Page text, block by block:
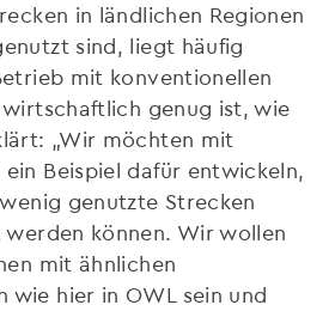
in ländlichen Regionen
sind, liegt häufig
mit konventionellen
wirtschaftlich genug ist, wie
„Wir möchten mit
ein Beispiel dafür entwickeln,
genutzte Strecken
können. Wir wollen
mit ähnlichen
wie hier in OWL sein und